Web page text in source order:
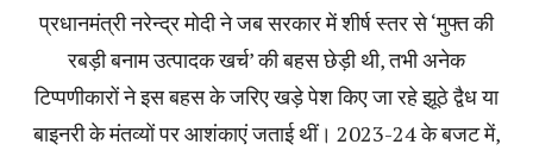
प्रधानमंत्री नरेन्द्र मोदी ने जब सरकार में शीर्ष स्तर से ‘मुफ्त की
रबड़ी बनाम उत्पादक खर्च’ की बहस छेड़ी थी‚ तभी अनेक
टिप्पणीकारों ने इस बहस के जरिए खड़े पेश किए जा रहे झूठे द्वैध या
बाइनरी के मंतव्यों पर आशंकाएं जताई थीं। 2023-24 के बजट में‚